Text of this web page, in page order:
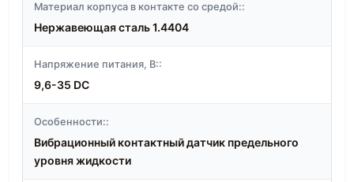
Материал корпуса в контакте со средой::
Нержавеющая сталь 1.4404
Напряжение питания, В::
9,6-35 DC
Особенности::
Вибрационный контактный датчик предельного
уровня жидкости